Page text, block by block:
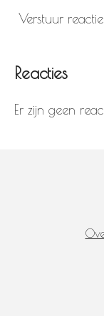
Verstuur reactie
Reacties
Er zijn geen